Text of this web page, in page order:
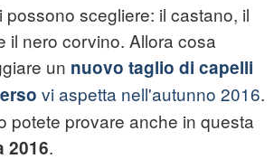
possono scegliere: il castano, il
il nero corvino. Allora cosa
un nuovo taglio di capelli
vi aspetta nell'autunno 2016.
potete provare anche in questa
2016.